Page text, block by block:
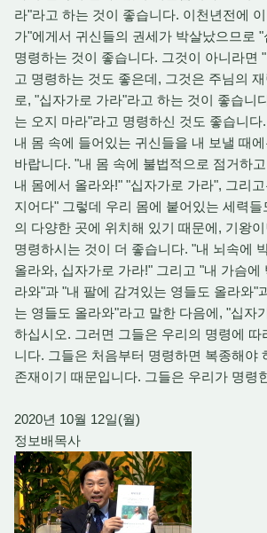
라"라고 하는 것이 좋습니다. 이천년전에
가"에게서 귀신들의 권세가 박살났으므로
명령하는 것이 좋습니다. 그것이 아니라면
고 명령하는 것도 좋은데, 그것은 주님의
로, "십자가로 가라"라고 하는 것이 좋습니
는 오지 마라"라고 명령하신 것도 좋습니
내 몸 속에 들어있는 귀신들을 내 보낼 때
바랍니다. "내 몸 속에 불법적으로 점거하
내 몸에서 올라와!" "십자가로 가라", 그리
지어다" 그렇데 우리 몸에 붙어있는 세력들
의 다양한 곳에 위치해 있기 때문에, 기왕
명령하시는 것이 더 좋습니다. "내 뇌속에
올라와, 십자가로 가라!" 그리고 "내 가슴에
라와"과 "내 팔에 감겨있는 영들도 올라와"
는 영들도 올라와"라고 말한 다음에, "십자
하십시오. 그러면 그들은 우리의 명령에 따
니다. 그들은 처음부터 명령하면 복종해야
존재이기 때문입니다. 그들은 우리가 명령
2020년 10월 12일(월)
정보배목사